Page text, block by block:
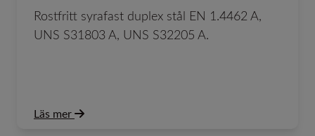
Rostfritt syrafast duplex stål EN 1.4462 A,
UNS S31803 A, UNS S32205 A.
Läs mer